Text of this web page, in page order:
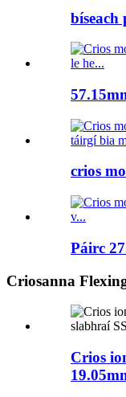
bíseach
crios
Páirc
Criosanna
Crios